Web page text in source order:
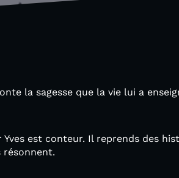
la sagesse que la vie lui a
est conteur. Il reprends des
résonnent.